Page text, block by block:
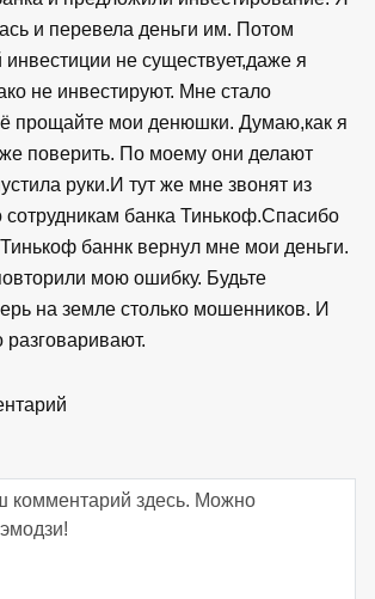
и перевела деньги им. Потом
инвестиции не существует,даже я
не инвестируют. Мне стало
прощайте мои денюшки. Думаю,как я
поверить. По моему они делают
руки.И тут же мне звонят из
сотрудникам банка Тинькоф.Спасибо
баннк вернул мне мои деньги.
мою ошибку. Будьте
на земле столько мошенников. И
разговаривают.